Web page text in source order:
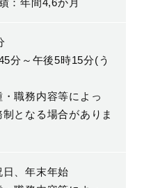
：年間4,6か月
分～午後5時15分(う
職務内容等によっ
となる場合がありま
、年末年始